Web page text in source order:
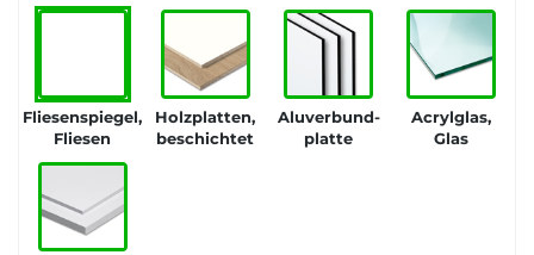
Fliesenspiegel,
Fliesen
Holzplatten,
beschichtet
Aluverbund-
platte
Acrylglas,
Glas